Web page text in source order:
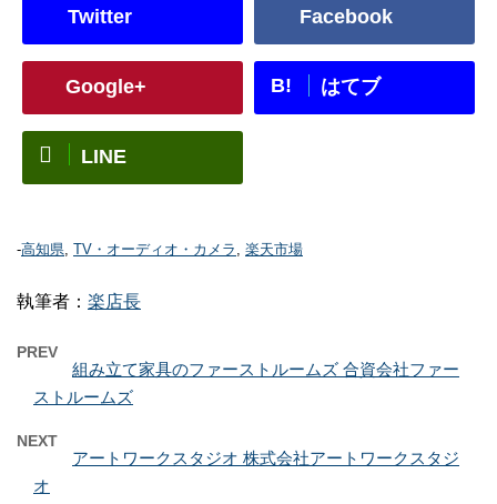
Twitter Facebook
Google+ B! はてブ
LINE
-高知県, TV・オーディオ・カメラ , 楽天市場
執筆者： 楽店長
PREV
組み立て家具のファーストルームズ 合資会社ファー
ストルームズ
NEXT
アートワークスタジオ 株式会社アートワークスタジ
オ